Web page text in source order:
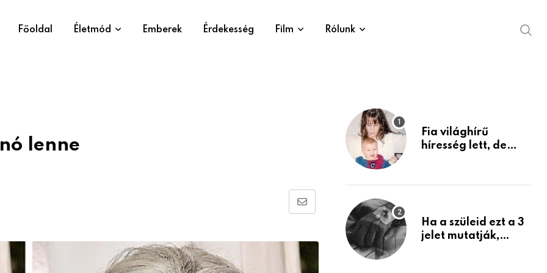
Főoldal Életmód Emberek Érdekesség Film Rólunk
lenne
Share
Email
Fia világhírű
híresség lett, de
mint azt el tudnád
Ha a szüleid ezt a 3
jelet mutatják,